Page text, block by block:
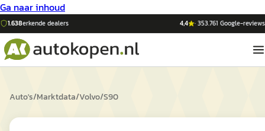
Ga naar inhoud
1.638erkende dealers 4,4 ·353.761 Google-reviews
Auto's/Marktdata/Volvo/S90